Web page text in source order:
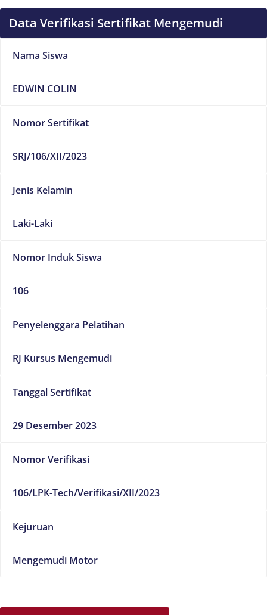
Data Verifikasi Sertifikat Mengemudi
Nama Siswa
EDWIN COLIN
Nomor Sertifikat
SRJ/106/XII/2023
Jenis Kelamin
Laki-Laki
Nomor Induk Siswa
106
Penyelenggara Pelatihan
RJ Kursus Mengemudi
Tanggal Sertifikat
29 Desember 2023
Nomor Verifikasi
106/LPK-Tech/Verifikasi/XII/2023
Kejuruan
Mengemudi Motor